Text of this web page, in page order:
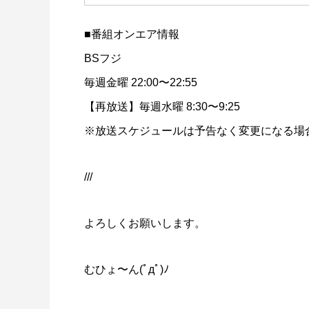
■番組オンエア情報
BSフジ
毎週金曜 22:00〜22:55
【再放送】毎週水曜 8:30〜9:25
※放送スケジュールは予告なく変更になる場
///
よろしくお願いします。
むひょ〜ん(ﾟдﾟ)ﾉ